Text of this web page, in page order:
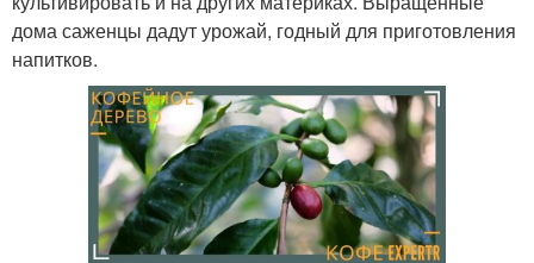
дома саженцы дадут урожай, годный для приготовления
напитков.